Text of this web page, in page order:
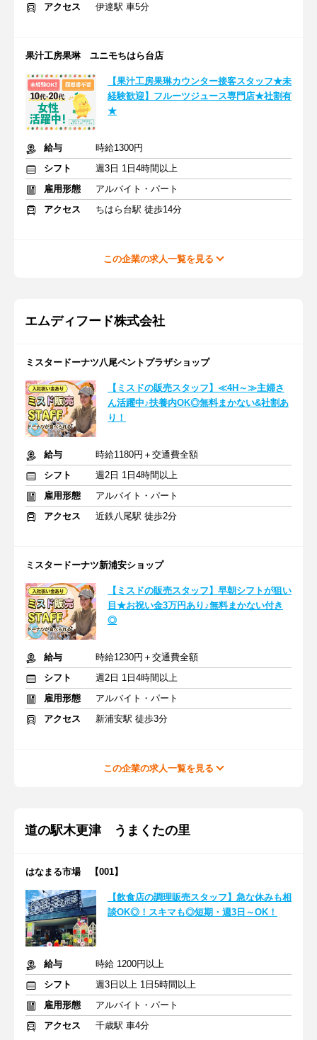
アクセス 伊達駅 車5分
果汁工房果琳 ユニモちはら台店
【果汁工房果琳カウンター接客スタッフ★未
経験歓迎】フルーツジュース専門店★社割有
★
給与
時給1300円
シフト
週3日 1日4時間以上
雇用形態
アルバイト・パート
アクセス
ちはら台駅 徒歩14分
この企業の求人一覧を見る
エムディフード株式会社
ミスタードーナツ八尾ペントプラザショップ
【ミスドの販売スタッフ】≪4H～≫主婦さ
ん活躍中♪扶養内OK◎無料まかない&社割あ
り！
給与
時給1180円＋交通費全額
シフト
週2日 1日4時間以上
雇用形態
アルバイト・パート
アクセス
近鉄八尾駅 徒歩2分
ミスタードーナツ新浦安ショップ
【ミスドの販売スタッフ】早朝シフトが狙い
目★お祝い金3万円あり♪無料まかない付き
◎
給与
時給1230円＋交通費全額
シフト
週2日 1日4時間以上
雇用形態
アルバイト・パート
アクセス
新浦安駅 徒歩3分
この企業の求人一覧を見る
道の駅木更津 うまくたの里
はなまる市場 【001】
【飲食店の調理販売スタッフ】急な休みも相
談OK◎！スキマも◎短期・週3日～OK！
給与
時給 1200円以上
シフト
週3日以上 1日5時間以上
雇用形態
アルバイト・パート
アクセス
千歳駅 車4分